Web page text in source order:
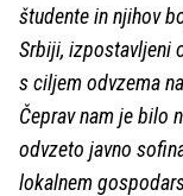
študente in njihov
Srbiji, izpostavljeni
s ciljem odvzema
Čeprav nam je bilo
odvzeto javno
lokalnem